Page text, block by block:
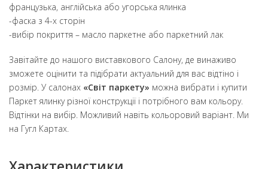
французька, англійська або угорська ялинка
-фаска з 4-х сторін
-вибір покриття – масло паркетне або паркетний лак
Завітайте до нашого виставкового Салону, де винаживо
зможете оцінити та підібрати актуальний для вас відтіно і
розмір. У салонах «Світ паркету» можна вибрати і купити
Паркет ялинку різної конструкції і потрібного вам кольору.
Відтінки на вибір. Можливий навіть кольоровий варіант. Ми
на Гугл Картах.